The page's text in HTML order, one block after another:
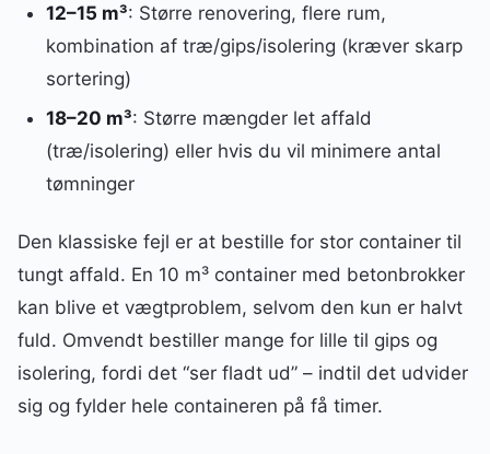
12–15 m³: Større renovering, flere rum,
kombination af træ/gips/isolering (kræver skarp
sortering)
18–20 m³: Større mængder let affald
(træ/isolering) eller hvis du vil minimere antal
tømninger
Den klassiske fejl er at bestille for stor container til
tungt affald. En 10 m³ container med betonbrokker
kan blive et vægtproblem, selvom den kun er halvt
fuld. Omvendt bestiller mange for lille til gips og
isolering, fordi det “ser fladt ud” – indtil det udvider
sig og fylder hele containeren på få timer.